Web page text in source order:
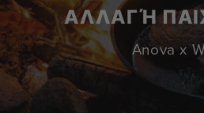
ΑΛΛΑΓΉ
Anova x